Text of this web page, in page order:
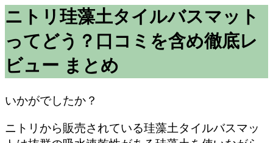
ニトリ珪藻土タイルバスマット
ってどう？口コミを含め徹底レ
ビュー まとめ
いかがでしたか？
ニトリから販売されている珪藻土タイルバスマッ